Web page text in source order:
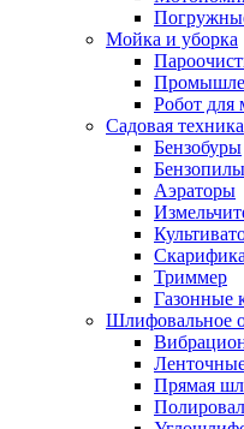
Мойка и уборка
Робот для
Садовая техника
Бензобуры
Бензопилы
Аэраторы
Триммер
Газонные
Шлифовальное
Прямая